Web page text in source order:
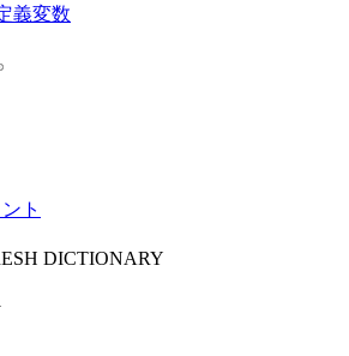
義変数
ト
DICTIONARY